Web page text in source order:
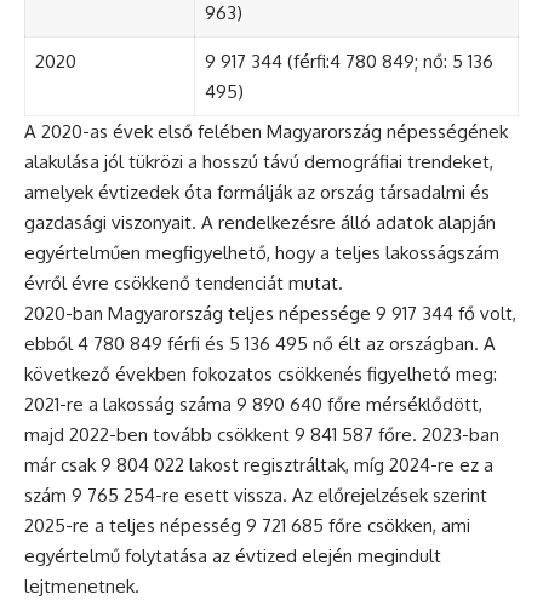
963)
2020
9 917 344 (férfi:4 780 849; nő: 5 136
495)
A 2020-as évek első felében Magyarország népességének
alakulása jól tükrözi a hosszú távú demográfiai trendeket,
amelyek évtizedek óta formálják az ország társadalmi és
gazdasági viszonyait. A rendelkezésre álló adatok alapján
egyértelműen megfigyelhető, hogy a teljes lakosságszám
évről évre csökkenő tendenciát mutat.
2020-ban Magyarország teljes népessége 9 917 344 fő volt,
ebből 4 780 849 férfi és 5 136 495 nő élt az országban. A
következő években fokozatos csökkenés figyelhető meg:
2021-re a lakosság száma 9 890 640 főre mérséklődött,
majd 2022-ben tovább csökkent 9 841 587 főre. 2023-ban
már csak 9 804 022 lakost regisztráltak, míg 2024-re ez a
szám 9 765 254-re esett vissza. Az előrejelzések szerint
2025-re a teljes népesség 9 721 685 főre csökken, ami
egyértelmű folytatása az évtized elején megindult
lejtmenetnek.